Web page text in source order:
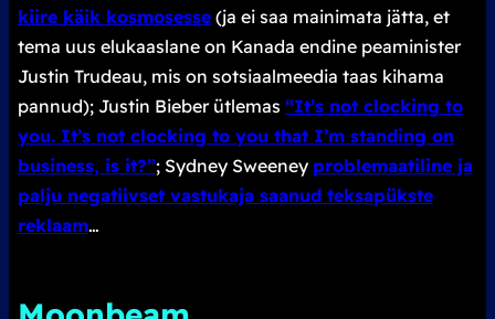
kiire käik kosmosesse (ja ei saa mainimata jätta, et
tema uus elukaaslane on Kanada endine peaminister
Justin Trudeau, mis on sotsiaalmeedia taas kihama
pannud); Justin Bieber ütlemas “It’s not clocking to
you. It’s not clocking to you that I’m standing on
business, is it?”; Sydney Sweeney problemaatiline ja
palju negatiivset vastukaja saanud teksapükste
reklaam…